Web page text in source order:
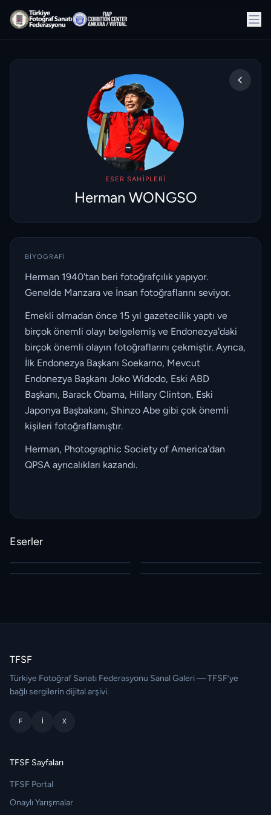
ESER SAHIPLERI
Herman WONGSO
BIYOGRAFI
Herman 1940'tan beri fotoğrafçılık yapıyor.
Genelde Manzara ve İnsan fotoğraflarını seviyor.
Emekli olmadan önce 15 yıl gazetecilik yaptı ve
birçok önemli olayı belgelemiş ve Endonezya'daki
birçok önemli olayın fotoğraflarını çekmiştir. Ayrıca,
İlk Endonezya Başkanı Soekarno, Mevcut
Endonezya Başkanı Joko Widodo, Eski ABD
Başkanı, Barack Obama, Hillary Clinton, Eski
Japonya Başbakanı, Shinzo Abe gibi çok önemli
kişileri fotoğraflamıştır.
Herman, Photographic Society of America'dan
QPSA ayrıcalıkları kazandı.
Eserler
TFSF
Türkiye Fotoğraf Sanatı Federasyonu Sanal Galeri — TFSF’ye
bağlı sergilerin dijital arşivi.
F I X
TFSF Sayfaları
TFSF Portal
Onaylı Yarışmalar